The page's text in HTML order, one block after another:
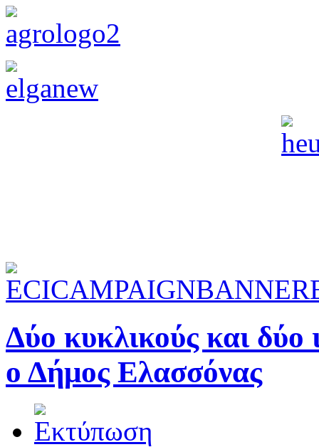
Δύο κυκλικούς και δύο
ο Δήμος Ελασσόνας